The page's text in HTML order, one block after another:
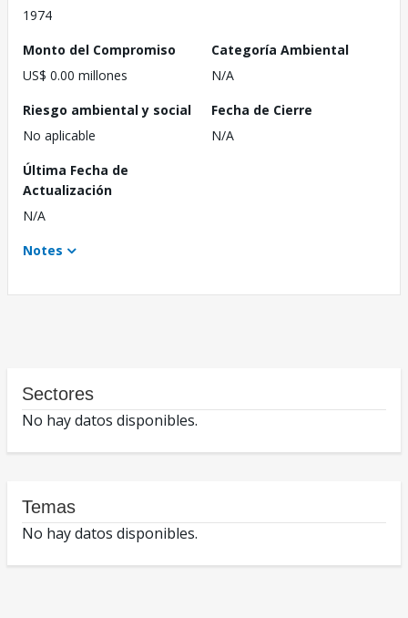
1974
Monto del Compromiso
US$ 0.00 millones
Categoría Ambiental
N/A
Riesgo ambiental y social
No aplicable
Fecha de Cierre
N/A
Última Fecha de
Actualización
N/A
Notes
Sectores
No hay datos disponibles.
Temas
No hay datos disponibles.